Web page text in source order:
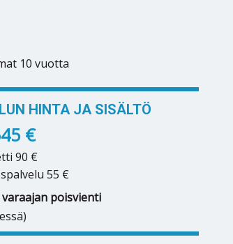
10 vuotta
HINTA JA SISÄLTÖ
€
90 €
55 €
poisvienti